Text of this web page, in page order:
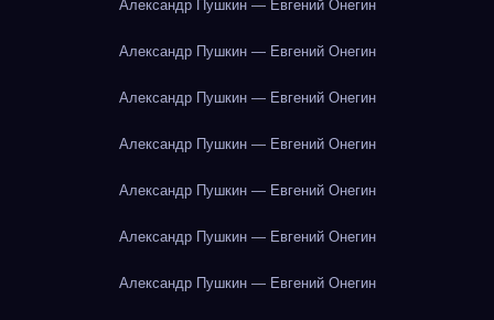
Александр Пушкин — Евгений Онегин
Александр Пушкин — Евгений Онегин
Александр Пушкин — Евгений Онегин
Александр Пушкин — Евгений Онегин
Александр Пушкин — Евгений Онегин
Александр Пушкин — Евгений Онегин
Александр Пушкин — Евгений Онегин